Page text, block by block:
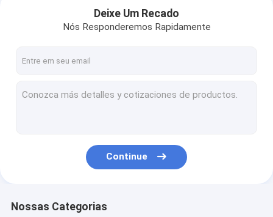
Deixe Um Recado
Nós Responderemos Rapidamente
Continue
Nossas Categorias